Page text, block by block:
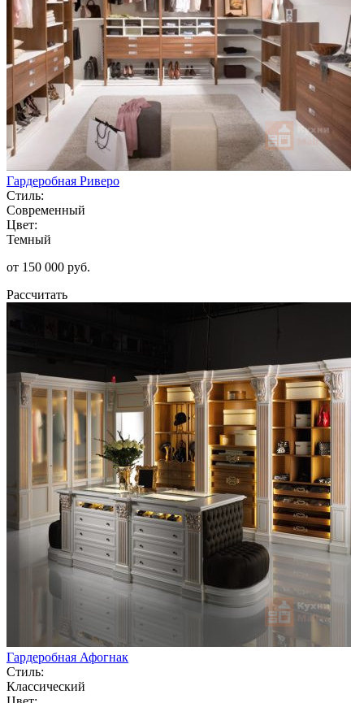
Гардеробная Риверо
Стиль:
Современный
Цвет:
Темный
от 150 000 руб.
Рассчитать
Гардеробная Афогнак
Стиль:
Классический